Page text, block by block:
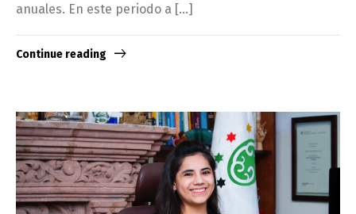
anuales. En este periodo a […]
Continue reading